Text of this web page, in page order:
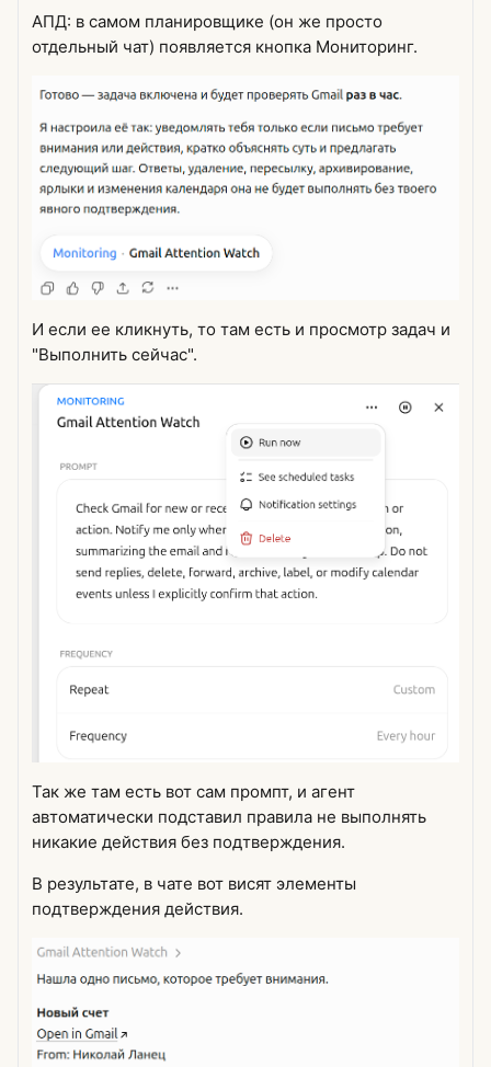
АПД: в самом планировщике (он же просто
отдельный чат) появляется кнопка Мониторинг.
И если ее кликнуть, то там есть и просмотр задач и
"Выполнить сейчас".
Так же там есть вот сам промпт, и агент
автоматически подставил правила не выполнять
никакие действия без подтверждения.
В результате, в чате вот висят элементы
подтверждения действия.